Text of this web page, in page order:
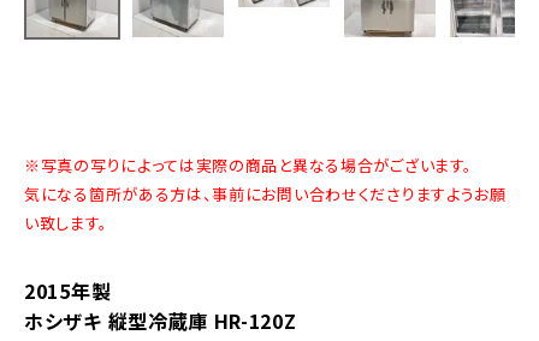
※写真の写りによっては実際の商品と異なる場合がございます。
気になる箇所がある方は、事前にお問い合わせくださりますようお願
い致します。
2015年製
ホシザキ 縦型冷蔵庫 HR-120Z